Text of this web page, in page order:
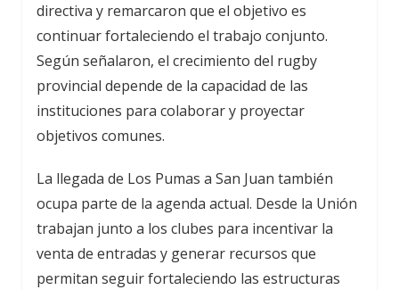
directiva y remarcaron que el objetivo es
continuar fortaleciendo el trabajo conjunto.
Según señalaron, el crecimiento del rugby
provincial depende de la capacidad de las
instituciones para colaborar y proyectar
objetivos comunes.
La llegada de Los Pumas a San Juan también
ocupa parte de la agenda actual. Desde la Unión
trabajan junto a los clubes para incentivar la
venta de entradas y generar recursos que
permitan seguir fortaleciendo las estructuras